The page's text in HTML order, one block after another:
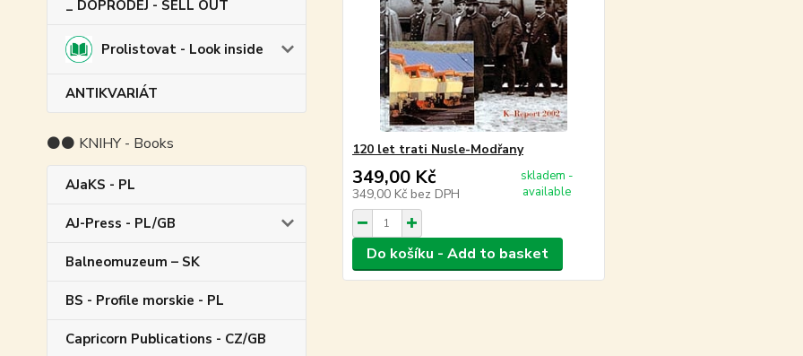
_ DOPRODEJ - SELL OUT
Prolistovat - Look inside
ANTIKVARIÁT
⚫⚫ KNIHY - Books
AJaKS - PL
AJ-Press - PL/GB
Balneomuzeum – SK
BS - Profile morskie - PL
Capricorn Publications - CZ/GB
120 let trati Nusle-Modřany
349,00 Kč
349,00 Kč bez DPH
skladem -
available
Do košíku - Add to basket